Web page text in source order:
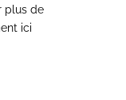
plus de
ici